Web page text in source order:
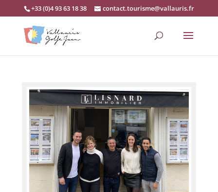
+33 (0)4 93 63 18 38 contact.tourisme@vallauris.fr